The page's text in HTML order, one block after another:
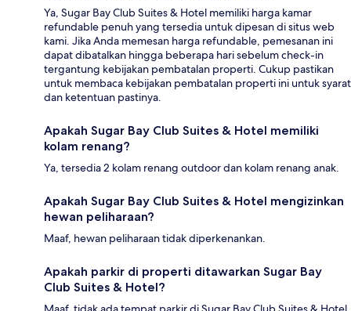
Ya, Sugar Bay Club Suites & Hotel memiliki harga kamar
refundable penuh yang tersedia untuk dipesan di situs web
kami. Jika Anda memesan harga refundable, pemesanan ini
dapat dibatalkan hingga beberapa hari sebelum check-in
tergantung kebijakan pembatalan properti. Cukup pastikan
untuk membaca kebijakan pembatalan properti ini untuk syarat
dan ketentuan pastinya.
Apakah Sugar Bay Club Suites & Hotel memiliki
kolam renang?
Ya, tersedia 2 kolam renang outdoor dan kolam renang anak.
Apakah Sugar Bay Club Suites & Hotel mengizinkan
hewan peliharaan?
Maaf, hewan peliharaan tidak diperkenankan.
Apakah parkir di properti ditawarkan Sugar Bay
Club Suites & Hotel?